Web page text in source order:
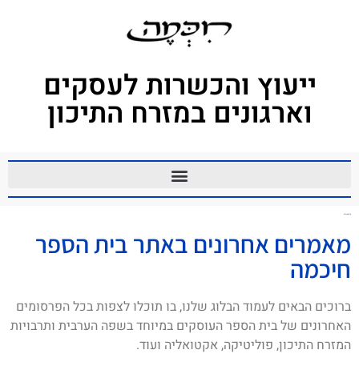
ייעוץ והכשרות לעסקים
וארגונים במזרח התיכון
קריקטורות
מאמרים אחרונים באתר בית הספר
חיכמה
ברוכים הבאים לעמוד הבלוג שלנו, בו תוכלו לצפות בכל הפרסומים
האחרונים של בית הספר העוסקים במיוחד בשפה הערבית ותרבויות
המזרח התיכון, פוליטיקה, אקטואליה ועוד.